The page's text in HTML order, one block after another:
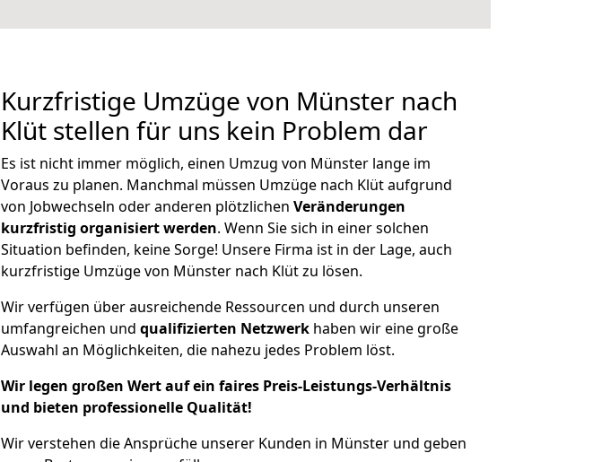
Kurzfristige Umzüge von Münster nach
Klüt stellen für uns kein Problem dar
Es ist nicht immer möglich, einen Umzug von Münster lange im
Voraus zu planen. Manchmal müssen Umzüge nach Klüt aufgrund
von Jobwechseln oder anderen plötzlichen Veränderungen
kurzfristig organisiert werden. Wenn Sie sich in einer solchen
Situation befinden, keine Sorge! Unsere Firma ist in der Lage, auch
kurzfristige Umzüge von Münster nach Klüt zu lösen.
Wir verfügen über ausreichende Ressourcen und durch unseren
umfangreichen und qualifizierten Netzwerk haben wir eine große
Auswahl an Möglichkeiten, die nahezu jedes Problem löst.
Wir legen großen Wert auf ein faires Preis-Leistungs-Verhältnis
und bieten professionelle Qualität!
Wir verstehen die Ansprüche unserer Kunden in Münster und geben